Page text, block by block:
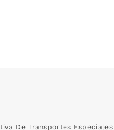
De Transportes Especiales